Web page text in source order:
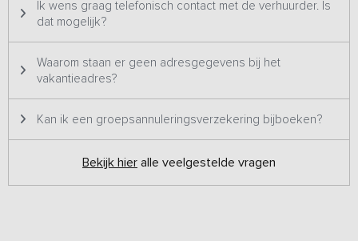
Ik wens graag telefonisch contact met de verhuurder. Is
dat mogelijk?
Waarom staan er geen adresgegevens bij het
vakantieadres?
Kan ik een groepsannuleringsverzekering bijboeken?
Bekijk hier alle veelgestelde vragen